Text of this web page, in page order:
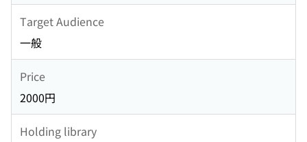
Target Audience
一般
Price
2000円
Holding library